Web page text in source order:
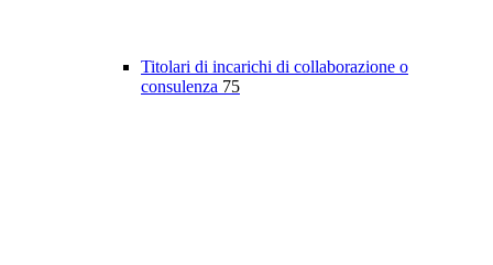
Titolari di incarichi di collaborazione o
consulenza 75